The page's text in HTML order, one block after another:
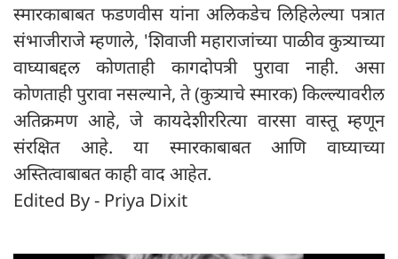
स्मारकाबाबत फडणवीस यांना अलिकडेच लिहिलेल्या पत्रात
संभाजीराजे म्हणाले, 'शिवाजी महाराजांच्या पाळीव कुत्र्याच्या
वाघ्याबद्दल कोणताही कागदोपत्री पुरावा नाही. असा
कोणताही पुरावा नसल्याने, ते (कुत्र्याचे स्मारक) किल्ल्यावरील
अतिक्रमण आहे, जे कायदेशीररित्या वारसा वास्तू म्हणून
संरक्षित आहे. या स्मारकाबाबत आणि वाघ्याच्या
अस्तित्वाबाबत काही वाद आहेत.
Edited By - Priya Dixit